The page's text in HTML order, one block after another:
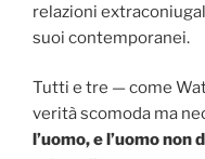
relazioni
suoi contemporanei.
Tutti e tre — come
verità scomoda ma
l’uomo, e l’uomo